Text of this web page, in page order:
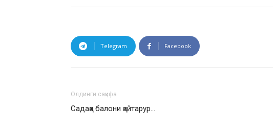
Telegram Facebook
Олдинги саҳифа
Садақа балони қайтарур…